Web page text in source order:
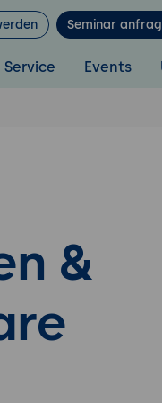
Seminar
Service Events
&